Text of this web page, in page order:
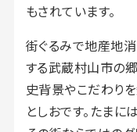
もされています。
街ぐるみで地産地
する武蔵村山市の郷
史背景やこだわり
としおです。たまに